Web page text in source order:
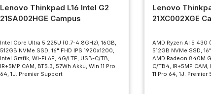
Lenovo Thinkpad L16 Intel G2
21SA002HGE Campus
Intel Core Ultra 5 225U (0.7-4.8GHz), 16GB,
512GB NVMe SSD, 16" FHD IPS 1920x1200,
Intel Grafik, Wi-Fi 6E, 4G/LTE, USB-C/TB,
IR+5MP CAM, BT5.3, 57Wh Akku, Win 11 Pro
64, 1J. Premier Support
Lenovo
21XC002XGE
AMD Ryzen AI 5 430
512GB NVMe SSD,
AMD Radeon 840M
C/TB4, IR+5MP
11 Pro 64, 1J. Premier